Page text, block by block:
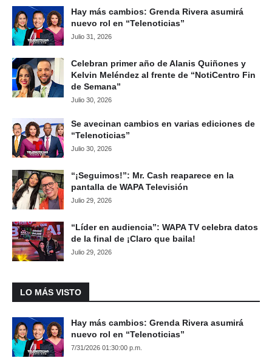
Hay más cambios: Grenda Rivera asumirá
nuevo rol en “Telenoticias”
Julio 31, 2026
Celebran primer año de Alanis Quiñones y
Kelvin Meléndez al frente de “NotiCentro Fin
de Semana”
Julio 30, 2026
Se avecinan cambios en varias ediciones de
“Telenoticias”
Julio 30, 2026
“¡Seguimos!”: Mr. Cash reaparece en la
pantalla de WAPA Televisión
Julio 29, 2026
“Líder en audiencia”: WAPA TV celebra datos
de la final de ¡Claro que baila!
Julio 29, 2026
LO MÁS VISTO
Hay más cambios: Grenda Rivera asumirá
nuevo rol en “Telenoticias”
7/31/2026 01:30:00 p.m.